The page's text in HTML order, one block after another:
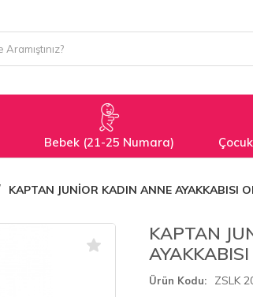
Bebek (21-25 Numara)
KAPTAN JUNİOR KADIN ANNE AYAKKABISI
KAPTAN
Ürün Kodu ZSLK